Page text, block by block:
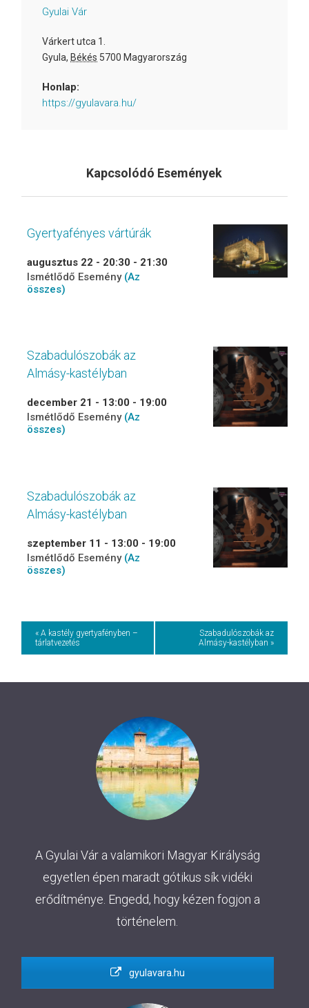
Gyulai Vár
Várkert utca 1.
Gyula, Békés 5700 Magyarország
Honlap:
https://gyulavara.hu/
Kapcsolódó Események
Gyertyafényes vártúrák
augusztus 22 - 20:30 - 21:30
Ismétlődő Esemény (Az
összes)
Szabadulószobák az
Almásy-kastélyban
december 21 - 13:00 - 19:00
Ismétlődő Esemény (Az
összes)
Szabadulószobák az
Almásy-kastélyban
szeptember 11 - 13:00 - 19:00
Ismétlődő Esemény (Az
összes)
Event
Navigation
« A kastély gyertyafényben –
tárlatvezetés
Szabadulószobák az
Almásy-kastélyban »
A Gyulai Vár a valamikori Magyar Királyság
egyetlen épen maradt gótikus sík vidéki
erődítménye. Engedd, hogy kézen fogjon a
történelem.
gyulavara.hu